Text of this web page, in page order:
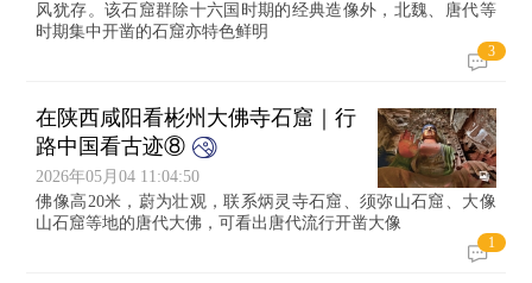
风犹存。该石窟群除十六国时期的经典造像外，北魏、唐代等
时期集中开凿的石窟亦特色鲜明
3
在陕西咸阳看彬州大佛寺石窟｜行
路中国看古迹⑧
2026年05月04 11:04:50
佛像高20米，蔚为壮观，联系炳灵寺石窟、须弥山石窟、大像
山石窟等地的唐代大佛，可看出唐代流行开凿大像
1